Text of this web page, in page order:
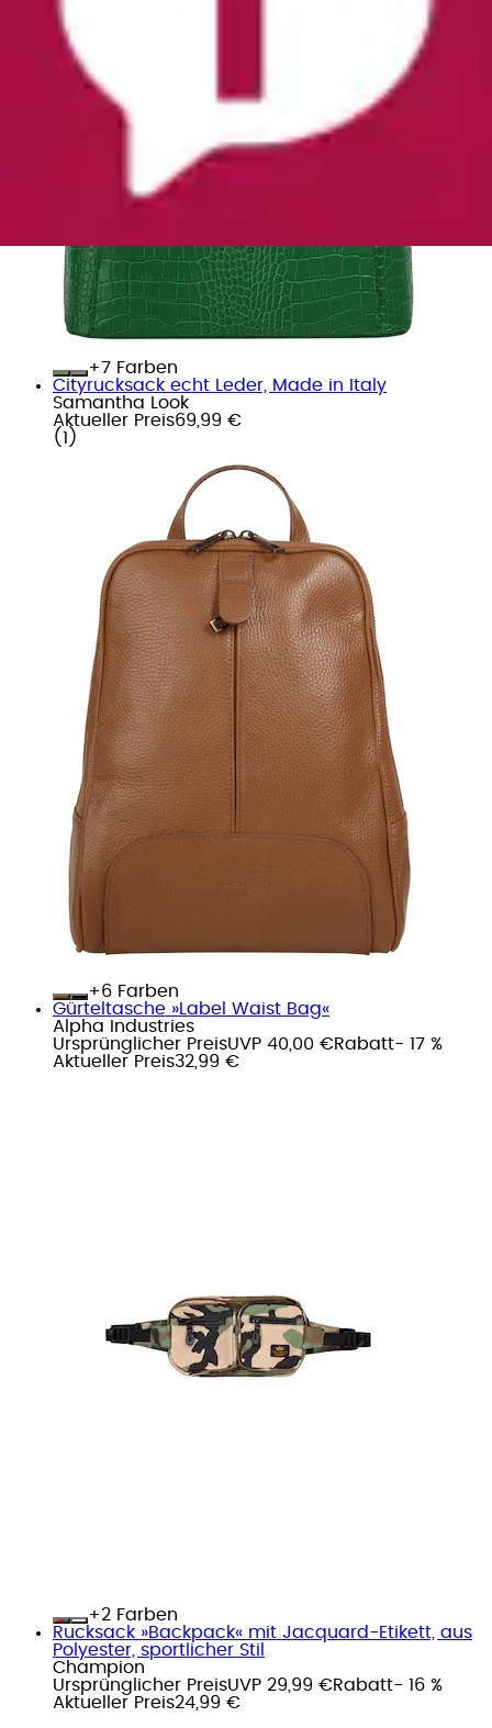
+
Farben
Cityrucksack echt Leder, Made in Italy
Samantha Look
Aktueller Preis69,99 €
( 1 )
+
Farben
Gürteltasche »Label Waist Bag«
Alpha Industries
Ursprünglicher PreisUVP 40,00 €Rabatt- 17 %
Aktueller Preis32,99 €
+
Farben
Rucksack »Backpack« mit Jacquard-Etikett, aus
Polyester, sportlicher Stil
Champion
Ursprünglicher PreisUVP 29,99 €Rabatt- 16 %
Aktueller Preis24,99 €